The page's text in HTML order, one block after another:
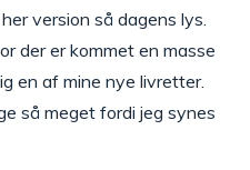
version så dagens lys.
der er kommet en masse
en af mine nye livretter.
så meget fordi jeg synes